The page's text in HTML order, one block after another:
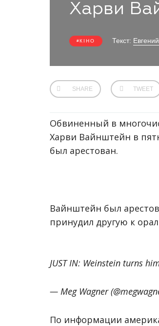
Харви
КІНО Текст:
SHARE TWEET
Обвиненный в
Харви Вайнштейн в
был арестован.
Вайнштейн был
принудил другую к
JUST IN: Weinstein turns
— Meg Wagner
По информации